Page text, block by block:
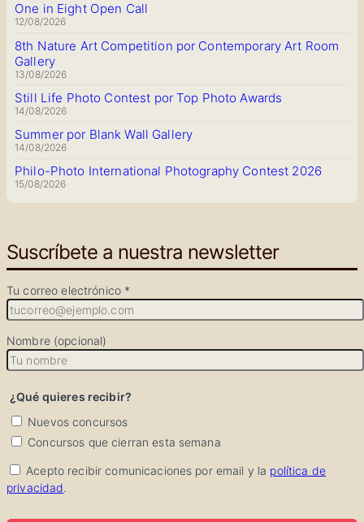
One in Eight Open Call
12/08/2026
8th Nature Art Competition por Contemporary Art Room
Gallery
13/08/2026
Still Life Photo Contest por Top Photo Awards
14/08/2026
Summer por Blank Wall Gallery
14/08/2026
Philo-Photo International Photography Contest 2026
15/08/2026
Suscríbete a nuestra newsletter
Tu correo electrónico *
Nombre (opcional)
¿Qué quieres recibir?
Nuevos concursos
Concursos que cierran esta semana
Acepto recibir comunicaciones por email y la política de
privacidad.